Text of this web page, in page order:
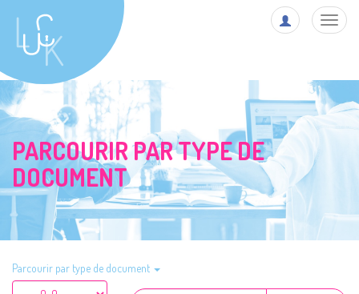
PARCOURIR PAR TYPE DE
DOCUMENT
Parcourir par type de document